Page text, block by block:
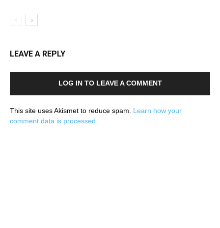
LEAVE A REPLY
LOG IN TO LEAVE A COMMENT
This site uses Akismet to reduce spam. Learn how your
comment data is processed.